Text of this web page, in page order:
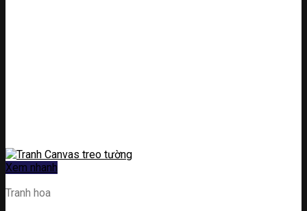
Xem nhanh
Tranh hoa